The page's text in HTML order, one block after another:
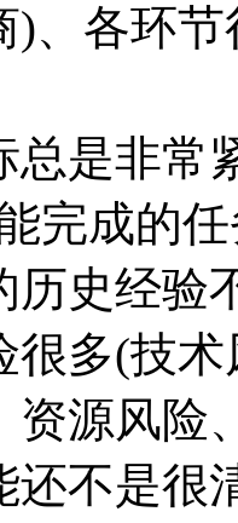
)、各环
总是非常
完成的任
历史经验
很多(技
资源风险
还不是很